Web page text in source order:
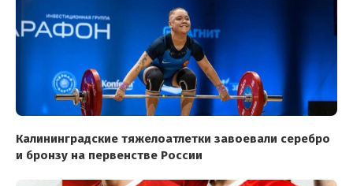
Калининградские тяжелоатлетки завоевали серебро
и бронзу на первенстве России